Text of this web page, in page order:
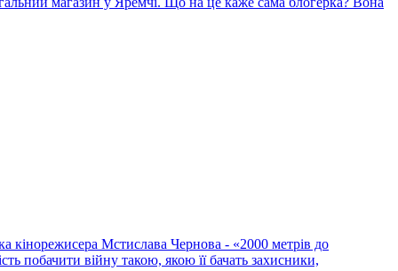
кінорежисера Мстислава Чернова - «2000 метрів до
побачити війну такою, якою її бачать захисники,